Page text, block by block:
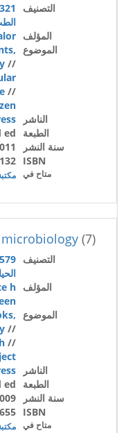
التصنيف
المؤلف
الموضوع
//
//
الناشر
الطبعة
ed
سنة النشر
ISBN
متاح في
(7)
التصنيف
المؤلف h
الموضوع
//
//
الناشر
الطبعة
ed
سنة النشر
ISBN
متاح في